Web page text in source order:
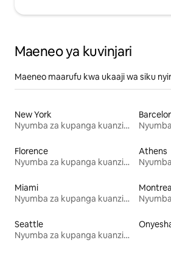
Maeneo ya kuvinjari
Maeneo maarufu kwa ukaaji wa siku
New York
Nyumba za kupanga kuanzia mwezi mmoja
Florence
Nyumba za kupanga kuanzia mwezi mmoja
Athens
Miami
Nyumba za kupanga kuanzia mwezi mmoja
Seattle
Nyumba za kupanga kuanzia mwezi mmoja